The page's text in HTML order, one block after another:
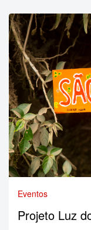
Eventos
Projeto Luz